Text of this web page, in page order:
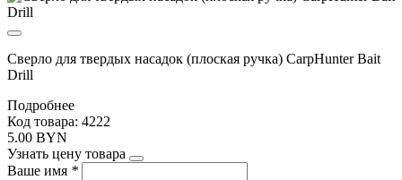
Сверло для твердых насадок (плоская ручка) CarpHunter Bait
Drill
Подробнее
Код товара: 4222
5.00 BYN
Узнать цену товара
Ваше имя *